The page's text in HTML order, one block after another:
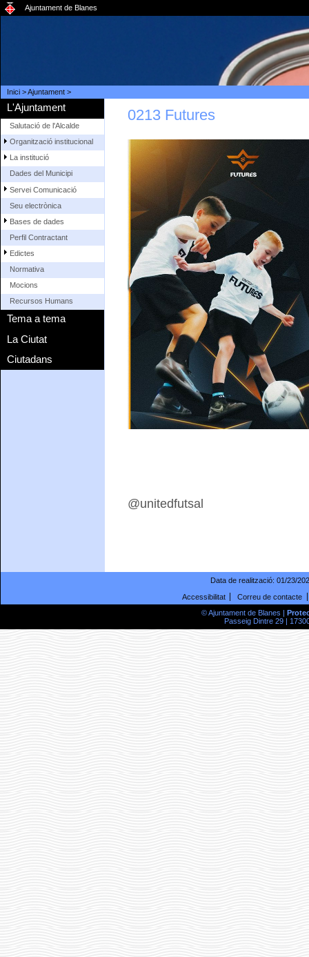
Ajuntament de Blanes
Inici>Ajuntament>
L'Ajuntament
Salutació de l'Alcalde
Organització institucional
La institució
Dades del Municipi
Servei Comunicació
Seu electrònica
Bases de dades
Perfil Contractant
Edictes
Normativa
Mocions
Recursos Humans
Tema a tema
La Ciutat
Ciutadans
0213 Futures
@unitedfutsal
Data de realització: 01/23/
Accessibilitat
Correu de contacte
© Ajuntament de Blanes |
Passeig Dintre 29 |